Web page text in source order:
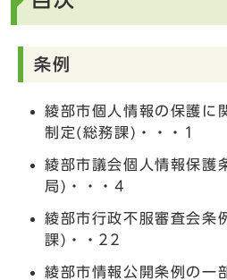
条例
綾部市個人情報の保護に
制定(総務課)・・・1
綾部市議会個人情報保護
局)・・・4
綾部市行政不服審査会条
課)・・22
綾部市情報公開条例の一